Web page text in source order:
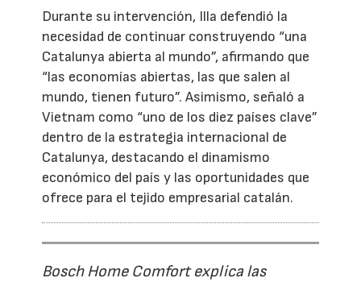
Durante su intervención, Illa defendió la
necesidad de continuar construyendo “una
Catalunya abierta al mundo”, afirmando que
“las economías abiertas, las que salen al
mundo, tienen futuro”. Asimismo, señaló a
Vietnam como “uno de los diez países clave”
dentro de la estrategia internacional de
Catalunya, destacando el dinamismo
económico del país y las oportunidades que
ofrece para el tejido empresarial catalán.
Bosch Home Comfort explica las